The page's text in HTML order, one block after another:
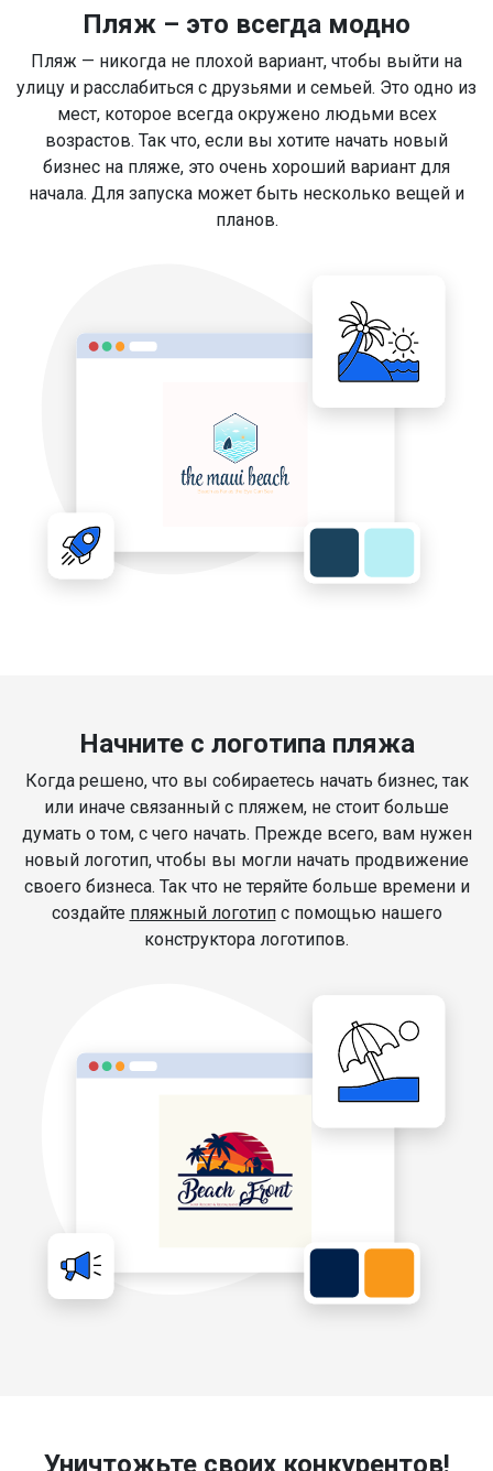
Пляж – это всегда модно
Пляж — никогда не плохой вариант, чтобы выйти на
улицу и расслабиться с друзьями и семьей. Это одно из
мест, которое всегда окружено людьми всех
возрастов. Так что, если вы хотите начать новый
бизнес на пляже, это очень хороший вариант для
начала. Для запуска может быть несколько вещей и
планов.
Начните с логотипа пляжа
Когда решено, что вы собираетесь начать бизнес, так
или иначе связанный с пляжем, не стоит больше
думать о том, с чего начать. Прежде всего, вам нужен
новый логотип, чтобы вы могли начать продвижение
своего бизнеса. Так что не теряйте больше времени и
создайте пляжный логотипс помощью нашего
конструктора логотипов.
Уничтожьте своих конкурентов!